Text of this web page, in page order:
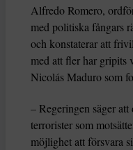
Alfredo Romero,
med politiska fångars
och konstaterar att
med att fler har gripits
Nicolás Maduro som
– Regeringen säger
terrorister som
möjlighet att försvara